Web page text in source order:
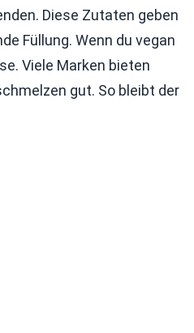
Diese Zutaten geben
Füllung. Wenn du vegan
Viele Marken bieten
gut. So bleibt der